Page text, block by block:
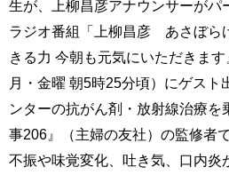
生が、上柳昌彦アナウンサーがパ
ラジオ番組「上柳昌彦 あさぼら
きる力 今朝も元気にいただきま
月・金曜 朝5時25分頃）にゲスト
ンターの抗がん剤・放射線治療を
事206』（主婦の友社）の監修者
不振や味覚変化、吐き気、口内炎